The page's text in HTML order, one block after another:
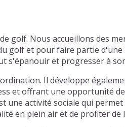
golf. Nous accueillons des
golf et pour faire partie
s'épanouir et progresser à
Il développe
et offrant une opportunité
une activité sociale qui
en plein air et de profiter de